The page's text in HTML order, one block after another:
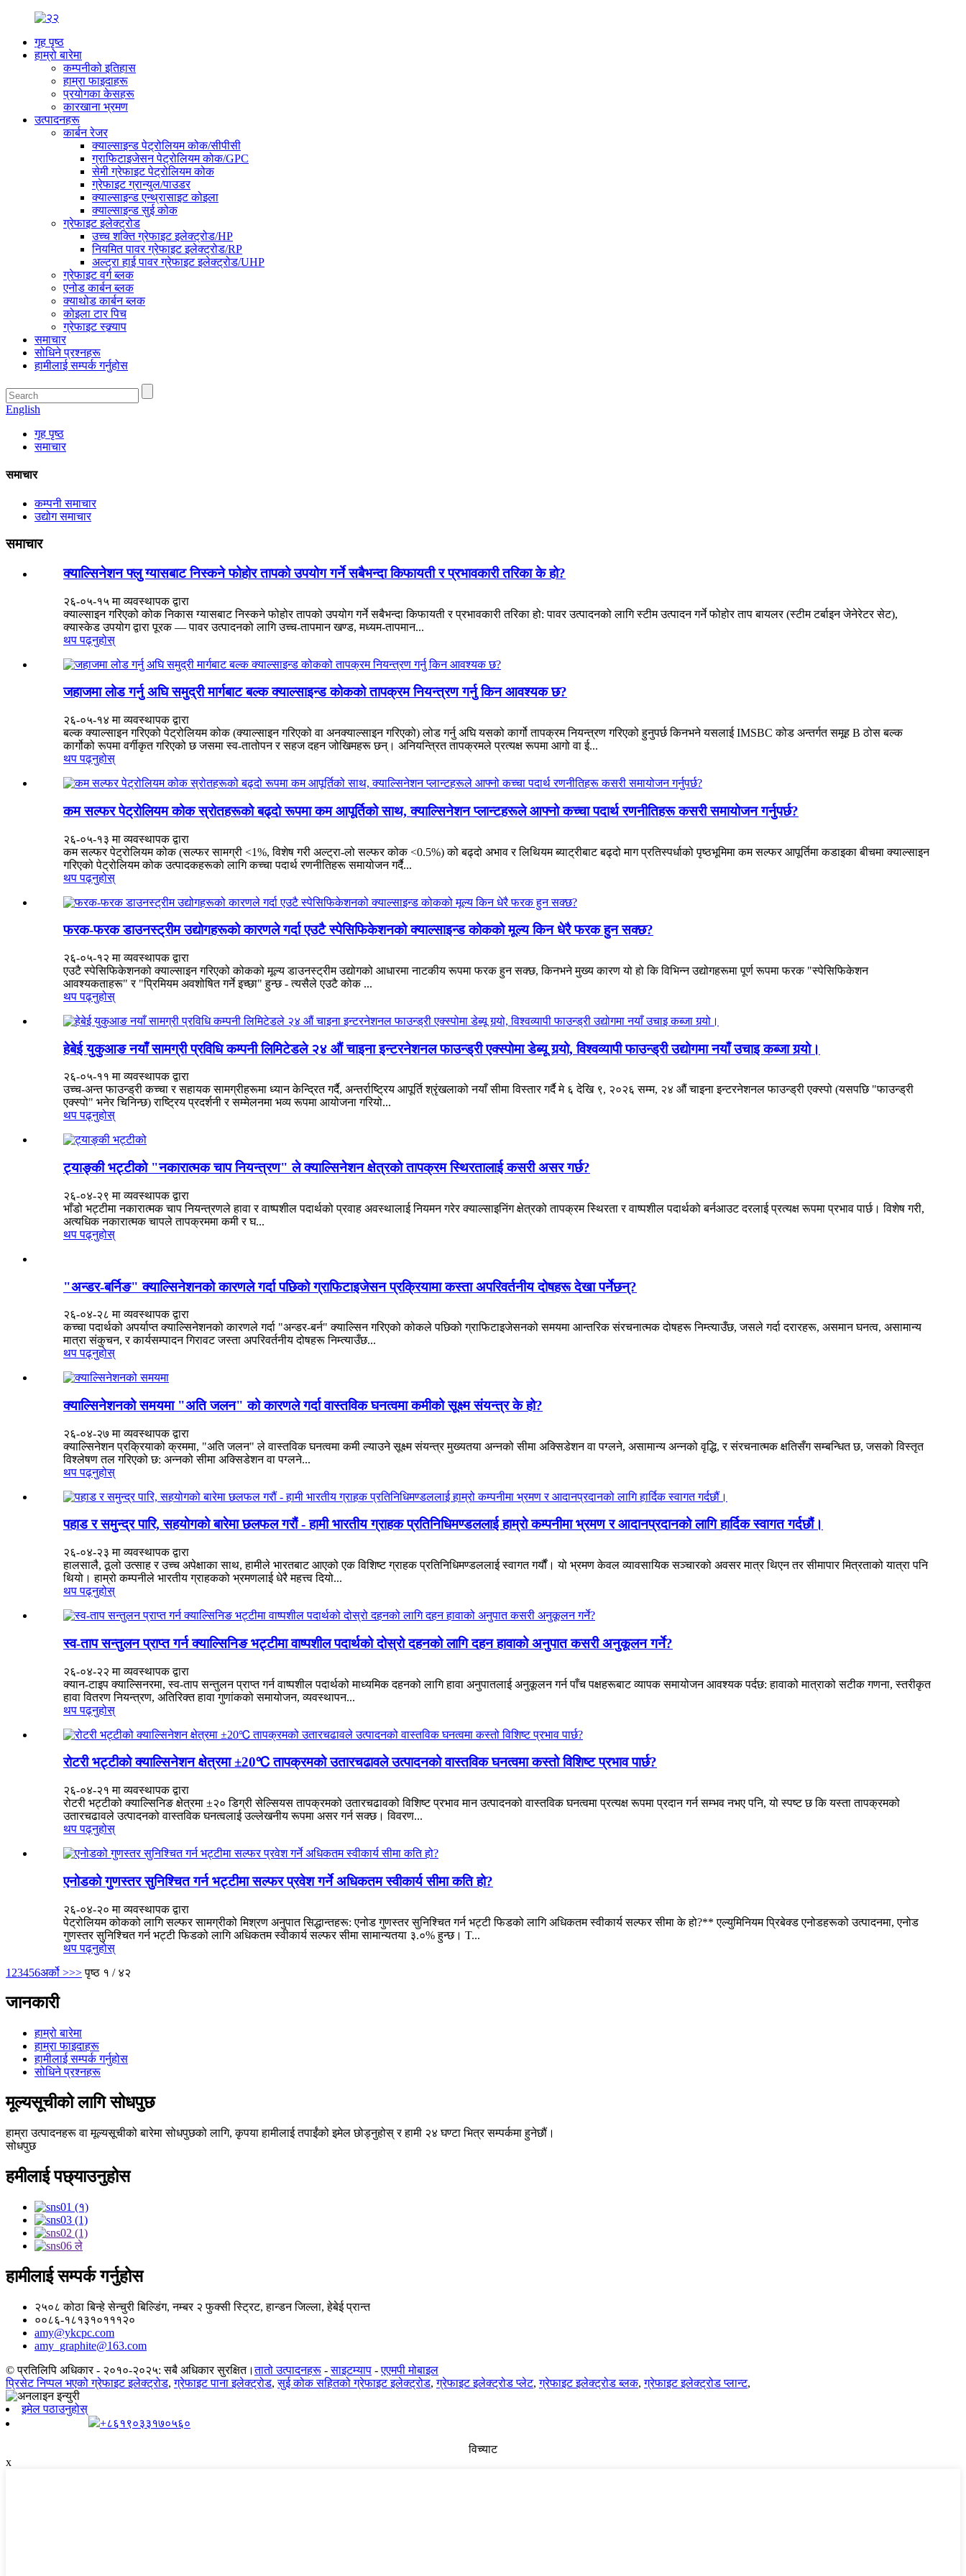
गृह पृष्ठ
हाम्रो बारेमा
कम्पनीको इतिहास
हाम्रा फाइदाहरू
प्रयोगका केसहरू
कारखाना भ्रमण
उत्पादनहरू
कार्बन रेजर
क्याल्साइन्ड पेट्रोलियम कोक/सीपीसी
ग्राफिटाइजेसन पेट्रोलियम कोक/GPC
सेमी ग्रेफाइट पेट्रोलियम कोक
ग्रेफाइट ग्रान्युल/पाउडर
क्याल्साइन्ड एन्थ्रासाइट कोइला
क्याल्साइन्ड सुई कोक
ग्रेफाइट इलेक्ट्रोड
उच्च शक्ति ग्रेफाइट इलेक्ट्रोड/HP
नियमित पावर ग्रेफाइट इलेक्ट्रोड/RP
अल्ट्रा हाई पावर ग्रेफाइट इलेक्ट्रोड/UHP
ग्रेफाइट वर्ग ब्लक
एनोड कार्बन ब्लक
क्याथोड कार्बन ब्लक
कोइला टार पिच
ग्रेफाइट स्क्र्याप
समाचार
सोधिने प्रश्नहरू
हामीलाई सम्पर्क गर्नुहोस
English
गृह पृष्ठ
समाचार
समाचार
कम्पनी समाचार
उद्योग समाचार
समाचार
क्याल्सिनेशन फ्लु ग्यासबाट निस्कने फोहोर तापको उपयोग गर्ने सबैभन्दा किफायती र प्रभावकारी तरिका के हो?
२६-०५-१५ मा व्यवस्थापक द्वारा
क्याल्साइन गरिएको कोक निकास ग्यासबाट निस्कने फोहोर तापको उपयोग गर्ने सबैभन्दा किफायती र प्रभावकारी तरिका हो: पावर उत्पादनको लागि स्टीम उत्पादन गर्ने फोहोर ताप बायलर (स्टीम टर्बाइन जेनेरेटर सेट),
क्यास्केड उपयोग द्वारा पूरक — पावर उत्पादनको लागि उच्च-तापमान खण्ड, मध्यम-तापमान...
थप पढ्नुहोस्
जहाजमा लोड गर्नु अघि समुद्री मार्गबाट ​​बल्क क्याल्साइन्ड कोकको तापक्रम नियन्त्रण गर्नु किन आवश्यक छ?
२६-०५-१४ मा व्यवस्थापक द्वारा
बल्क क्याल्साइन गरिएको पेट्रोलियम कोक (क्याल्साइन गरिएको वा अनक्याल्साइन गरिएको) लोड गर्नु अघि यसको कार्गो तापक्रम नियन्त्रण गरिएको हुनुपर्छ किनभने यसलाई IMSBC कोड अन्तर्गत समूह B ठोस बल्क
कार्गोको रूपमा वर्गीकृत गरिएको छ जसमा स्व-तातोपन र सहज दहन जोखिमहरू छन्। अनियन्त्रित तापक्रमले प्रत्यक्ष रूपमा आगो वा ई...
थप पढ्नुहोस्
कम सल्फर पेट्रोलियम कोक स्रोतहरूको बढ्दो रूपमा कम आपूर्तिको साथ, क्याल्सिनेशन प्लान्टहरूले आफ्नो कच्चा पदार्थ रणनीतिहरू कसरी समायोजन गर्नुपर्छ?
२६-०५-१३ मा व्यवस्थापक द्वारा
कम सल्फर पेट्रोलियम कोक (सल्फर सामग्री <1%, विशेष गरी अल्ट्रा-लो सल्फर कोक <0.5%) को बढ्दो अभाव र लिथियम ब्याट्रीबाट बढ्दो माग प्रतिस्पर्धाको पृष्ठभूमिमा कम सल्फर आपूर्तिमा कडाइका बीचमा क्याल्साइन
गरिएको पेट्रोलियम कोक उत्पादकहरूको लागि कच्चा पदार्थ रणनीतिहरू समायोजन गर्दै...
थप पढ्नुहोस्
फरक-फरक डाउनस्ट्रीम उद्योगहरूको कारणले गर्दा एउटै स्पेसिफिकेशनको क्याल्साइन्ड कोकको मूल्य किन धेरै फरक हुन सक्छ?
२६-०५-१२ मा व्यवस्थापक द्वारा
एउटै स्पेसिफिकेशनको क्याल्साइन गरिएको कोकको मूल्य डाउनस्ट्रीम उद्योगको आधारमा नाटकीय रूपमा फरक हुन सक्छ, किनभने मुख्य कारण यो हो कि विभिन्न उद्योगहरूमा पूर्ण रूपमा फरक "स्पेसिफिकेशन
आवश्यकताहरू" र "प्रिमियम अवशोषित गर्ने इच्छा" हुन्छ - त्यसैले एउटै कोक ...
थप पढ्नुहोस्
हेबेई युकुआङ नयाँ सामग्री प्रविधि कम्पनी लिमिटेडले २४ औं चाइना इन्टरनेशनल फाउन्ड्री एक्स्पोमा डेब्यू गर्‍यो, विश्वव्यापी फाउन्ड्री उद्योगमा नयाँ उचाइ कब्जा गर्‍यो।
२६-०५-११ मा व्यवस्थापक द्वारा
उच्च-अन्त फाउन्ड्री कच्चा र सहायक सामग्रीहरूमा ध्यान केन्द्रित गर्दै, अन्तर्राष्ट्रिय आपूर्ति श्रृंखलाको नयाँ सीमा विस्तार गर्दै मे ६ देखि ९, २०२६ सम्म, २४ औं चाइना इन्टरनेशनल फाउन्ड्री एक्स्पो (यसपछि "फाउन्ड्री
एक्स्पो" भनेर चिनिन्छ) राष्ट्रिय प्रदर्शनी र सम्मेलनमा भव्य रूपमा आयोजना गरियो...
थप पढ्नुहोस्
ट्याङ्की भट्टीको "नकारात्मक चाप नियन्त्रण" ले क्याल्सिनेशन क्षेत्रको तापक्रम स्थिरतालाई कसरी असर गर्छ?
२६-०४-२९ मा व्यवस्थापक द्वारा
भाँडो भट्टीमा नकारात्मक चाप नियन्त्रणले हावा र वाष्पशील पदार्थको प्रवाह अवस्थालाई नियमन गरेर क्याल्साइनिंग क्षेत्रको तापक्रम स्थिरता र वाष्पशील पदार्थको बर्नआउट दरलाई प्रत्यक्ष रूपमा प्रभाव पार्छ। विशेष गरी,
अत्यधिक नकारात्मक चापले तापक्रममा कमी र घ...
थप पढ्नुहोस्
"अन्डर-बर्निङ" क्याल्सिनेशनको कारणले गर्दा पछिको ग्राफिटाइजेसन प्रक्रियामा कस्ता अपरिवर्तनीय दोषहरू देखा पर्नेछन्?
२६-०४-२८ मा व्यवस्थापक द्वारा
कच्चा पदार्थको अपर्याप्त क्याल्सिनेशनको कारणले गर्दा "अन्डर-बर्न" क्याल्सिन गरिएको कोकले पछिको ग्राफिटाइजेसनको समयमा आन्तरिक संरचनात्मक दोषहरू निम्त्याउँछ, जसले गर्दा दरारहरू, असमान घनत्व, असामान्य
मात्रा संकुचन, र कार्यसम्पादन गिरावट जस्ता अपरिवर्तनीय दोषहरू निम्त्याउँछ...
थप पढ्नुहोस्
क्याल्सिनेशनको समयमा "अति जलन" को कारणले गर्दा वास्तविक घनत्वमा कमीको सूक्ष्म संयन्त्र के हो?
२६-०४-२७ मा व्यवस्थापक द्वारा
क्याल्सिनेशन प्रक्रियाको क्रममा, "अति जलन" ले वास्तविक घनत्वमा कमी ल्याउने सूक्ष्म संयन्त्र मुख्यतया अन्नको सीमा अक्सिडेशन वा पग्लने, असामान्य अन्नको वृद्धि, र संरचनात्मक क्षतिसँग सम्बन्धित छ, जसको विस्तृत
विश्लेषण तल गरिएको छ: अन्नको सीमा अक्सिडेशन वा पग्लने...
थप पढ्नुहोस्
पहाड र समुन्द्र पारि, सहयोगको बारेमा छलफल गरौं - हामी भारतीय ग्राहक प्रतिनिधिमण्डललाई हाम्रो कम्पनीमा भ्रमण र आदानप्रदानको लागि हार्दिक स्वागत गर्दछौं।
२६-०४-२३ मा व्यवस्थापक द्वारा
हालसालै, ठूलो उत्साह र उच्च अपेक्षाका साथ, हामीले भारतबाट आएको एक विशिष्ट ग्राहक प्रतिनिधिमण्डललाई स्वागत गर्यौं। यो भ्रमण केवल व्यावसायिक सञ्चारको अवसर मात्र थिएन तर सीमापार मित्रताको यात्रा पनि
थियो। हाम्रो कम्पनीले भारतीय ग्राहकको भ्रमणलाई धेरै महत्त्व दियो...
थप पढ्नुहोस्
स्व-ताप सन्तुलन प्राप्त गर्न क्याल्सिनिङ भट्टीमा वाष्पशील पदार्थको दोस्रो दहनको लागि दहन हावाको अनुपात कसरी अनुकूलन गर्ने?
२६-०४-२२ मा व्यवस्थापक द्वारा
क्यान-टाइप क्याल्सिनरमा, स्व-ताप सन्तुलन प्राप्त गर्न वाष्पशील पदार्थको माध्यमिक दहनको लागि हावा अनुपातलाई अनुकूलन गर्न पाँच पक्षहरूबाट व्यापक समायोजन आवश्यक पर्दछ: हावाको मात्राको सटीक गणना, स्तरीकृत
हावा वितरण नियन्त्रण, अतिरिक्त हावा गुणांकको समायोजन, व्यवस्थापन...
थप पढ्नुहोस्
रोटरी भट्टीको क्याल्सिनेशन क्षेत्रमा ±20℃ तापक्रमको उतारचढावले उत्पादनको वास्तविक घनत्वमा कस्तो विशिष्ट प्रभाव पार्छ?
२६-०४-२१ मा व्यवस्थापक द्वारा
रोटरी भट्टीको क्याल्सिनिङ क्षेत्रमा ±२० डिग्री सेल्सियस तापक्रमको उतारचढावको विशिष्ट प्रभाव मान उत्पादनको वास्तविक घनत्वमा प्रत्यक्ष रूपमा प्रदान गर्न सम्भव नभए पनि, यो स्पष्ट छ कि यस्ता तापक्रमको
उतारचढावले उत्पादनको वास्तविक घनत्वलाई उल्लेखनीय रूपमा असर गर्न सक्छ। विवरण...
थप पढ्नुहोस्
एनोडको गुणस्तर सुनिश्चित गर्न भट्टीमा सल्फर प्रवेश गर्ने अधिकतम स्वीकार्य सीमा कति हो?
२६-०४-२० मा व्यवस्थापक द्वारा
पेट्रोलियम कोकको लागि सल्फर सामग्रीको मिश्रण अनुपात सिद्धान्तहरू: एनोड गुणस्तर सुनिश्चित गर्न भट्टी फिडको लागि अधिकतम स्वीकार्य सल्फर सीमा के हो?** एल्युमिनियम प्रिबेक्ड एनोडहरूको उत्पादनमा, एनोड
गुणस्तर सुनिश्चित गर्न भट्टी फिडको लागि अधिकतम स्वीकार्य सल्फर सीमा सामान्यतया ३.०% हुन्छ। T...
थप पढ्नुहोस्
1 23456अर्को >>> पृष्ठ १ / ४२
जानकारी
हाम्रो बारेमा
हाम्रा फाइदाहरू
हामीलाई सम्पर्क गर्नुहोस
सोधिने प्रश्नहरू
मूल्यसूचीको लागि सोधपुछ
हाम्रा उत्पादनहरू वा मूल्यसूचीको बारेमा सोधपुछको लागि, कृपया हामीलाई तपाईंको इमेल छोड्नुहोस् र हामी २४ घण्टा भित्र सम्पर्कमा हुनेछौं।
सोधपुछ
हमीलाई पछ्याउनुहोस
हामीलाई सम्पर्क गर्नुहोस
२५०८ कोठा बिन्हे सेन्चुरी बिल्डिंग, नम्बर २ फुक्सी स्ट्रिट, हान्डन जिल्ला, हेबेई प्रान्त
००८६-१८१३१०१११२०
amy@ykcpc.com
amy_graphite@163.com
© प्रतिलिपि अधिकार - २०१०-२०२५: सबै अधिकार सुरक्षित।तातो उत्पादनहरू -साइटम्याप -एएमपी मोबाइल
प्रिसेट निप्पल भएको ग्रेफाइट इलेक्ट्रोड,ग्रेफाइट पाना इलेक्ट्रोड,सुई कोक सहितको ग्रेफाइट इलेक्ट्रोड,ग्रेफाइट इलेक्ट्रोड प्लेट,ग्रेफाइट इलेक्ट्रोड ब्लक,ग्रेफाइट इलेक्ट्रोड प्लान्ट,
इमेल पठाउनुहोस्
+८६१९०३३१७०५६०
विच्याट
x